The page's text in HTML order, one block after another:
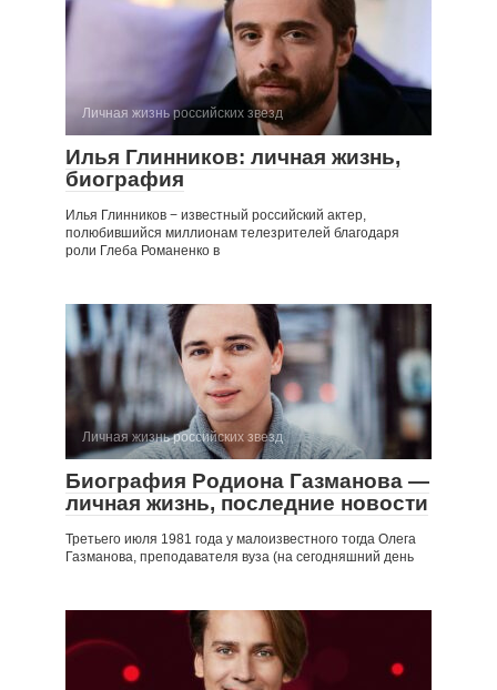
Личная жизнь российских звезд
Илья Глинников: личная жизнь,
биография
Илья Глинников − известный российский актер,
полюбившийся миллионам телезрителей благодаря
роли Глеба Романенко в
Личная жизнь российских звезд
Биография Родиона Газманова —
личная жизнь, последние новости
Третьего июля 1981 года у малоизвестного тогда Олега
Газманова, преподавателя вуза (на сегодняшний день